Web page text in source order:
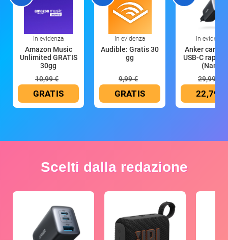
In evidenza
Amazon Music
Unlimited GRATIS
30gg
10,99 €
GRATIS
In evidenza
Audible: Gratis 30
gg
9,99 €
GRATIS
In evidenza
Anker
USB-C rapido
(Nano
29,99 €
22,79 €
Scelti dalla redazione